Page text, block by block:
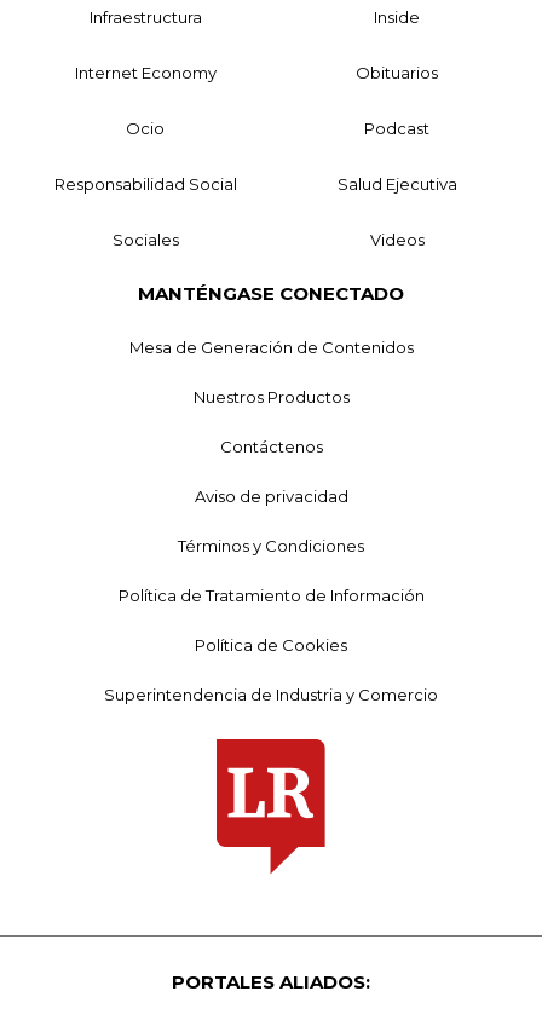
Infraestructura Inside
Internet Economy Obituarios
Ocio Podcast
Responsabilidad Social Salud Ejecutiva
Sociales Videos
MANTÉNGASE CONECTADO
Mesa de Generación de Contenidos
Nuestros Productos
Contáctenos
Aviso de privacidad
Términos y Condiciones
Política de Tratamiento de Información
Política de Cookies
Superintendencia de Industria y Comercio
PORTALES ALIADOS: